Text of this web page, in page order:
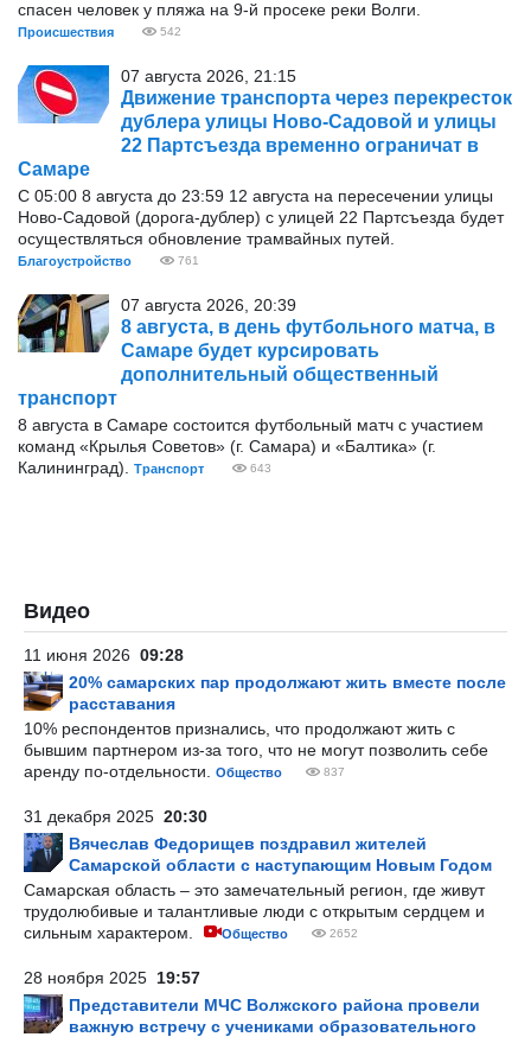
спасен человек у пляжа на 9-й просеке реки Волги.
Происшествия 542
07 августа 2026, 21:15
Движение транспорта через перекресток
дублера улицы Ново-Садовой и улицы
22 Партсъезда временно ограничат в
Самаре
С 05:00 8 августа до 23:59 12 августа на пересечении улицы
Ново-Садовой (дорога-дублер) с улицей 22 Партсъезда будет
осуществляться обновление трамвайных путей.
Благоустройство 761
07 августа 2026, 20:39
8 августа, в день футбольного матча, в
Самаре будет курсировать
дополнительный общественный
транспорт
8 августа в Самаре состоится футбольный матч с участием
команд «Крылья Советов» (г. Самара) и «Балтика» (г.
Калининград).
Транспорт 643
Видео
11 июня 2026 09:28
20% самарских пар продолжают жить вместе после
расставания
10% респондентов признались, что продолжают жить с
бывшим партнером из-за того, что не могут позволить себе
аренду по-отдельности.
Общество 837
31 декабря 2025 20:30
Вячеслав Федорищев поздравил жителей
Самарской области с наступающим Новым Годом
Самарская область – это замечательный регион, где живут
трудолюбивые и талантливые люди с открытым сердцем и
сильным характером.
Общество 2652
28 ноября 2025 19:57
Представители МЧС Волжского района провели
важную встречу с учениками образовательного